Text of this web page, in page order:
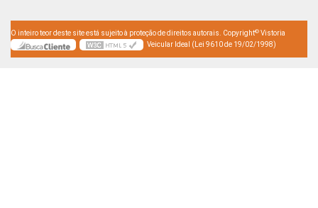
O inteiro teor deste site está sujeito à proteção de direitos autorais. Copyright© Vistoria
Veicular Ideal (Lei 9610 de 19/02/1998)